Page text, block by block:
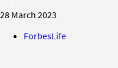
28 March 2023
ForbesLife